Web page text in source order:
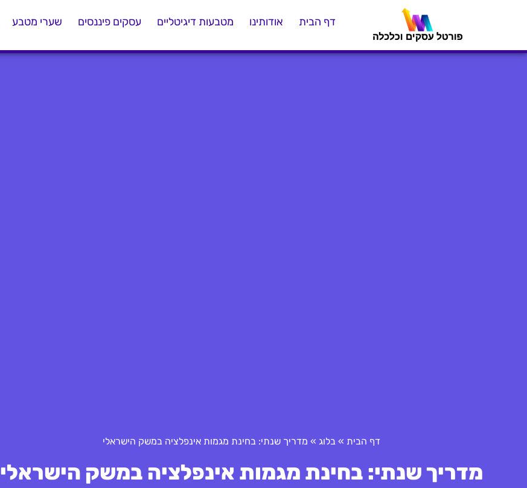
דף הבית אודותינו מטבעות דיגיטליים עסקים פיננסים שערי מטבע
דף הבית » בלוג » מדריך שנתי: בחינת מגמות אינפלציה במשק הישראלי
מדריך שנתי: בחינת מגמות אינפלציה במשק הישראלי